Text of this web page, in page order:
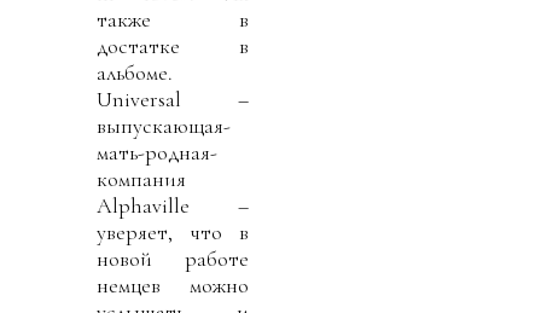
также в
достатке в
альбоме.
Universal –
выпускающая-
мать-родная-
компания
Alphaville –
уверяет, что в
новой работе
немцев можно